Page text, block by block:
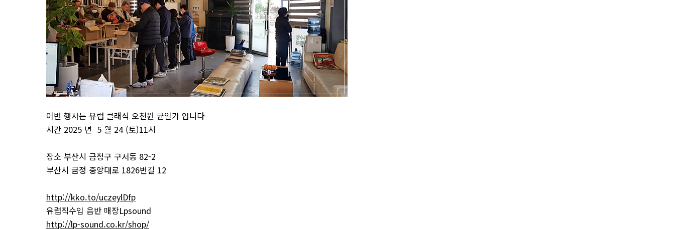
이번 행사는 유럽 클래식 오천원 균일가 입니다
시간 2025 년 5 월 24 (토)11시
장소 부산시 금정구 구서동 82-2
부산시 금정 중앙대로 1826번길 12
http://kko.to/uczeylDfp
유럽직수입 음반 매장Lpsound
http://lp-sound.co.kr/shop/